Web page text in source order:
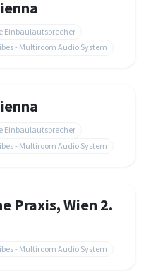
Einbaulautsprecher
- Multiroom Audio System
Einbaulautsprecher
- Multiroom Audio System
Praxis, Wien 2.
- Multiroom Audio System